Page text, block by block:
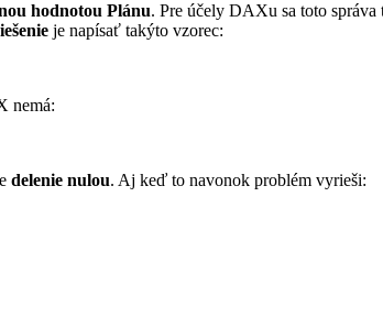
hodnotou Plánu. Pre účely DAXu sa toto správa
je napísať takýto vzorec:
nemá:
delenie nulou. Aj keď to navonok problém vyrieši: